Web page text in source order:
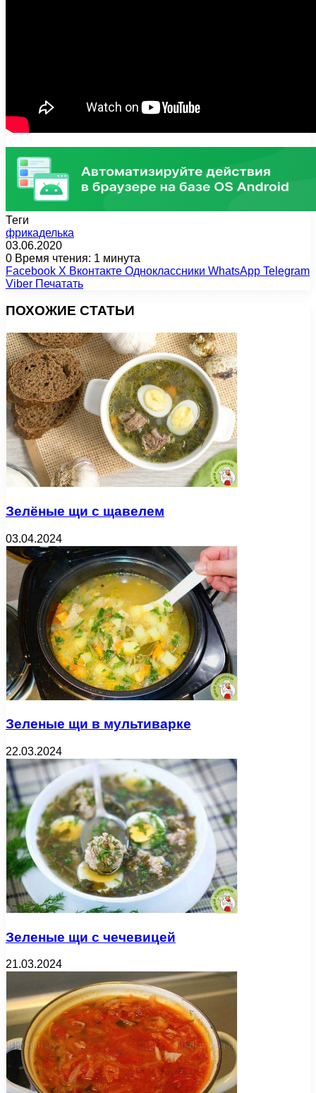
Теги
фрикаделька
03.06.2020
0 Время чтения: 1 минута
Facebook X Вконтакте Одноклассники WhatsApp Telegram
Viber Печатать
ПОХОЖИЕ СТАТЬИ
Зелёные щи с щавелем
03.04.2024
Зеленые щи в мультиварке
22.03.2024
Зеленые щи с чечевицей
21.03.2024